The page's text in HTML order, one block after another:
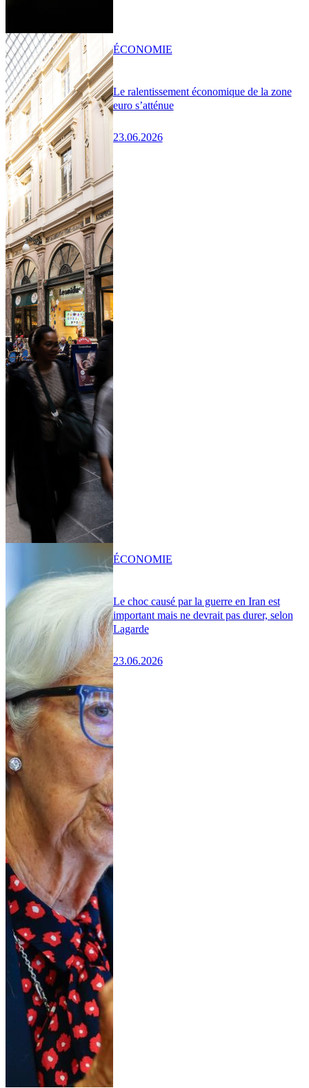
Le ralentissement économique de la zone
euro s’atténue
23.06.2026
ÉCONOMIE
Le choc causé par la guerre en Iran est
important mais ne devrait pas durer, selon
Lagarde
23.06.2026
ÉCONOMIE